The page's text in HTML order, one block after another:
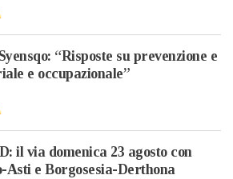
“Risposte su prevenzione e
e occupazionale”
il via domenica 23 agosto con
Asti e Borgosesia-Derthona